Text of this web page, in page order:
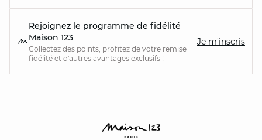
Rejoignez le programme de fidélité
Maison 123
Collectez des points, profitez de votre remise
fidélité et d'autres avantages exclusifs !
Je m'inscris